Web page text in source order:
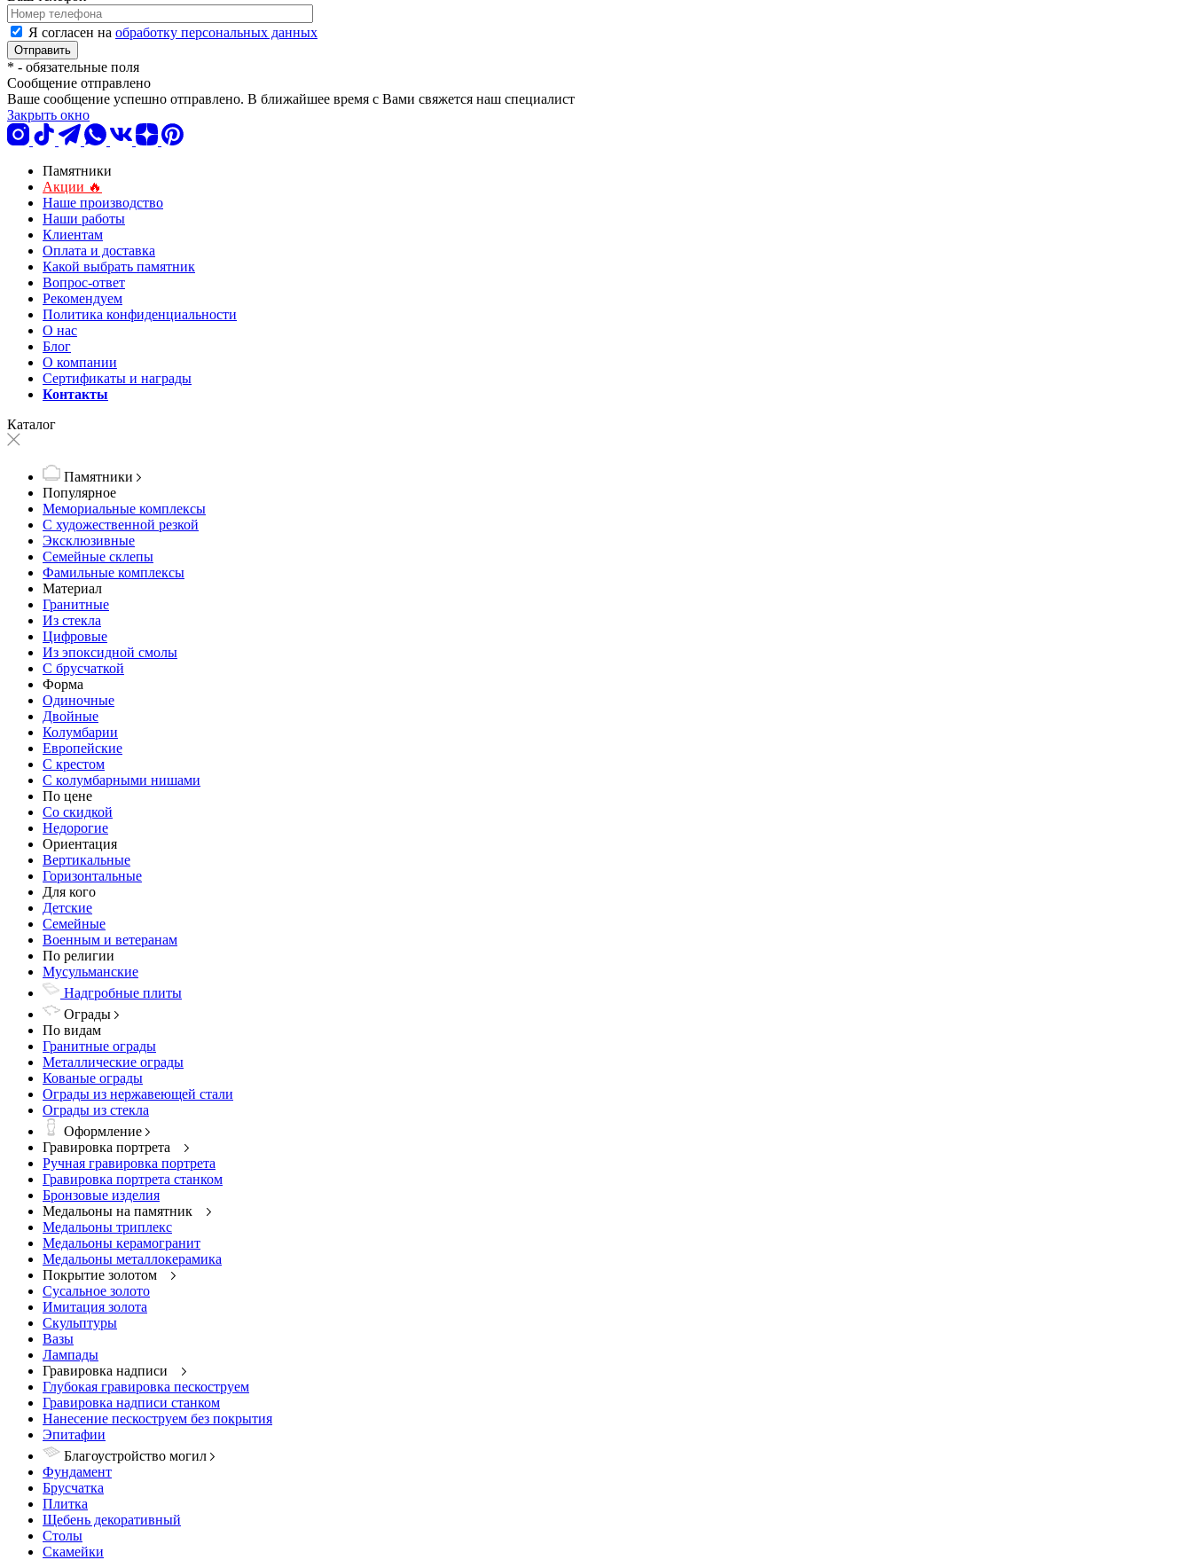
Я согласен на обработку персональных данных
* - обязательные поля
Сообщение отправлено
Ваше сообщение успешно отправлено. В ближайшее время с Вами свяжется наш специалист
Закрыть окно
Памятники
Акции 🔥
Наше производство
Наши работы
Клиентам
Оплата и доставка
Какой выбрать памятник
Вопрос-ответ
Рекомендуем
Политика конфиденциальности
О нас
Блог
О компании
Сертификаты и награды
Контакты
Каталог
Памятники
Популярное
Мемориальные комплексы
С художественной резкой
Эксклюзивные
Семейные склепы
Фамильные комплексы
Материал
Гранитные
Из стекла
Цифровые
Из эпоксидной смолы
С брусчаткой
Форма
Одиночные
Двойные
Колумбарии
Европейские
С крестом
С колумбарными нишами
По цене
Со скидкой
Недорогие
Ориентация
Вертикальные
Горизонтальные
Для кого
Детские
Семейные
Военным и ветеранам
По религии
Мусульманские
Надгробные плиты
Ограды
По видам
Гранитные ограды
Металлические ограды
Кованые ограды
Ограды из нержавеющей стали
Ограды из стекла
Оформление
Гравировка портрета
Ручная гравировка портрета
Гравировка портрета станком
Бронзовые изделия
Медальоны на памятник
Медальоны триплекс
Медальоны керамогранит
Медальоны металлокерамика
Покрытие золотом
Сусальное золото
Имитация золота
Скульптуры
Вазы
Лампады
Гравировка надписи
Глубокая гравировка пескоструем
Гравировка надписи станком
Нанесение пескоструем без покрытия
Эпитафии
Благоустройство могил
Фундамент
Брусчатка
Плитка
Щебень декоративный
Столы
Скамейки